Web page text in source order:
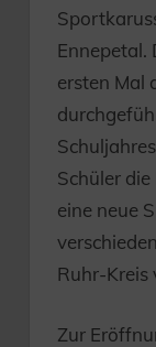
Ennepetal.
ersten Mal
Schüler
eine neue
Ruhr-Kreis
Zur